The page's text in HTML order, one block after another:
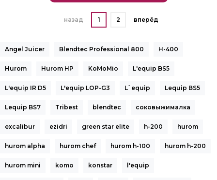
назад 1 2 вперёд
Angel Juicer Blendtec Professional 800 H-400
Hurom Hurom HP KoMoMio L'equip BS5
L'equip IR D5 L'equip LOP-G3 L`equip Lequip BS5
Lequip BS7 Tribest blendtec cоковыжималка
excalibur ezidri green star elite h-200 hurom
hurom alpha hurom chef hurom h-100 hurom h-200
hurom mini komo konstar l'equip